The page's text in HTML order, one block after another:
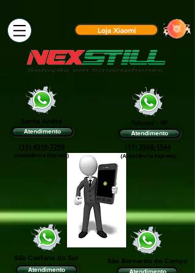
Loja Xiaomi
Santo André
Atendimento
(11) 4319-7299
(Assistência Express)
Tatuapé - SP
Atendimento
(11) 3508-1544
(Assis†ência Express)
São Bernardo do Campo
Atendimento
São Caetano do Sul
Atendimento